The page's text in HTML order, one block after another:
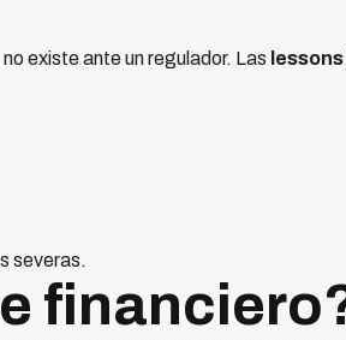
existe ante un regulador. Las
severas.